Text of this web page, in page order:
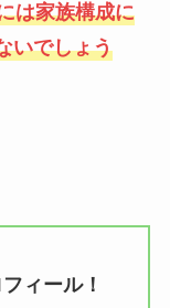
は家族構成に
いでしょう
ィール！